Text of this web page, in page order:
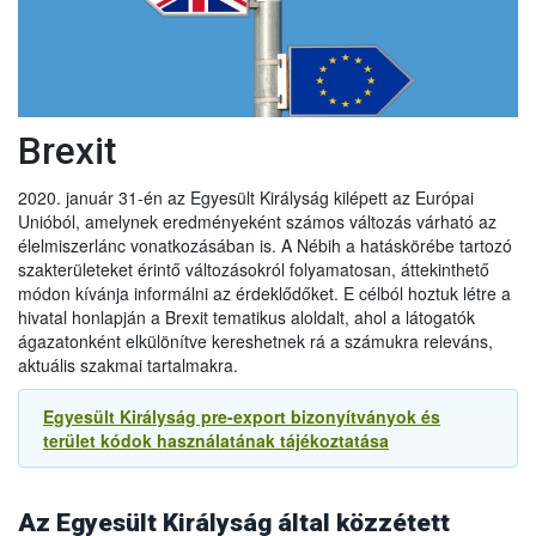
Brexit
2020. január 31-én az Egyesült Királyság kilépett az Európai
Unióból, amelynek eredményeként számos változás várható az
élelmiszerlánc vonatkozásában is. A Nébih a hatáskörébe tartozó
szakterületeket érintő változásokról folyamatosan, áttekinthető
módon kívánja informálni az érdeklődőket. E célból hoztuk létre a
hivatal honlapján a Brexit tematikus aloldalt, ahol a látogatók
ágazatonként elkülönítve kereshetnek rá a számukra releváns,
aktuális szakmai tartalmakra.
Egyesült Királyság pre-export bizonyítványok és
terület kódok használatának tájékoztatása
Az Egyesült Királyság által közzétett
árucikkeket az EU-ból Nagy-Britanniába 2022. június 30-ig:
● hűtött és fagyasztott darált baromfihús, és
● hűtött húskészítmények
Ez lehetővé teszi, hogy 2022. június 30-ig folytatódjon az
említett termékek kereskedelme az EU-ból.
2021.09.14
Újabb UK halasztás a növény és állategészsgügyi
ellenőrzésben
Az Egyesült Királyság kormánya úgy döntött, hogy tovább
halasztja az új ellenőrzések egyes elemeit, különösen az
egészségügyi és növény-egészségügyi árukkal
kapcsolatosakat. Ennek megfelelően:
- Az agrár-élelmiszeripari termékek behozatalának előzetes
bejelentésére vonatkozó követelményt 2021. október 1-jével
szemben2022. január 1-jénvezetik be.
- Az export egészségügyi bizonyítványokra vonatkozó új
bevezetni, most2022. július 1-jénvezetik be.
2022.01.01
Exportőrök, áruszállítmányozók és logisztikai
mezőgazdasági és környezetügyi szakdiplomata tájékoztatása